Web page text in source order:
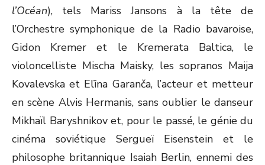
l’Océan), tels Mariss Jansons à la tête de
l’Orchestre symphonique de la Radio bavaroise,
Gidon Kremer et le Kremerata Baltica, le
violoncelliste Mischa Maisky, les sopranos Maija
Kovalevska et Elīna Garanča, l’acteur et metteur
en scène Alvis Hermanis, sans oublier le danseur
Mikhaïl Baryshnikov et, pour le passé, le génie du
cinéma soviétique Sergueï Eisenstein et le
philosophe britannique Isaiah Berlin, ennemi des